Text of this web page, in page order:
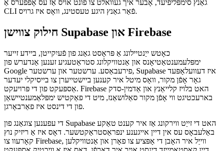
Supabase אויך אָפפערס די אָפּציעס צו נוצן אַ היגע סעטאַפּ צו פּרובירן
קעגן בעשאַס אַנטוויקלונג דורך זייער CLI. דעם יפעקטיוולי מיטל אַז עס
קומט מיט געבויט-אין סטאַגינג און פּראָדוקציע ינווייראַנמאַנץ פֿאַר איר צו
קאַנפיגיער: סטאַגינג לאָוקאַלי, פּראָדוקציע אין די וואָלקן. דאָך דאָס איז
CLI פֿאַר גאַנץ היגע טעסטינג, וואָס איז גרויס.
חילוק צווישן Supabase און Firebase
כאָטש ייַנטיילונג אַ פּראָסט גאַנג פון פֿעיִקייטן, ביידע זייער
ימפּלעמענטאַטיאָנס און אַנטוויקלונג סטראַטעגיע זענען אַנדערש פון
Google פירעבאַסע. ערשטער און ערשטער, Supabase איז דעוועלאָפּעד
גאָר אָפֿן מקור, וואָס מיטל איר קענען ביישטייערן צו בייסיקלי יעדער
אַספּעקט פון די פּרויעקט. Firebase האט בלויז קלייאַנץ און אַדמין-סדק
בארעכטיגט ווי אָפֿן מקור סאַלושאַנז, מיט די פאַקטיש ימפּלאַמענטיישאַן
פון די דינסט איז פאַרבאָרגן.